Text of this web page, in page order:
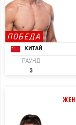
ПОБЕДА
КИТАЙ
РАУНД
3